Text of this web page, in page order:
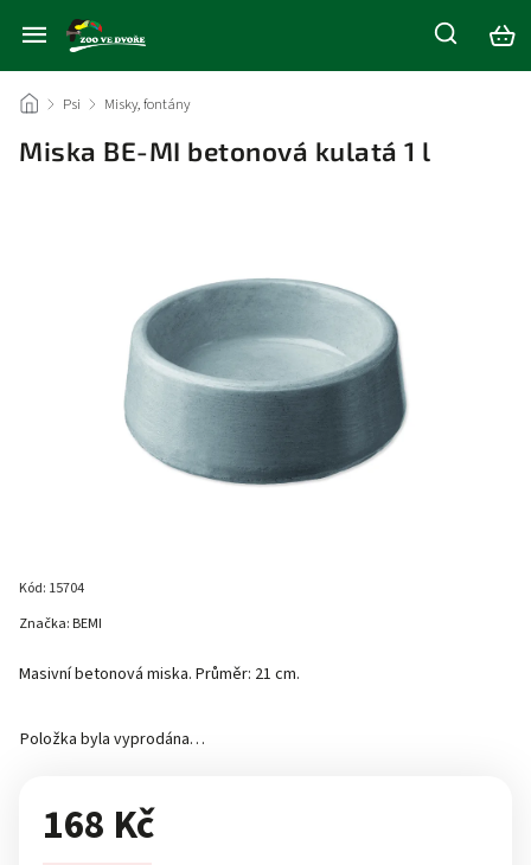
/ Psi / Misky, fontány
Miska BE-MI betonová kulatá 1 l
Kód: 15704
Masivní betonová miska. Průměr: 21 cm.
Značka: BEMI
Položka byla vyprodána…
168 Kč